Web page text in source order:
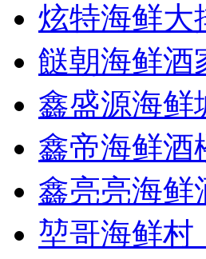
炫特海鲜大
餸朝海鲜酒
鑫盛源海鲜
鑫帝海鲜酒
鑫亮亮海鲜
堃哥海鲜村